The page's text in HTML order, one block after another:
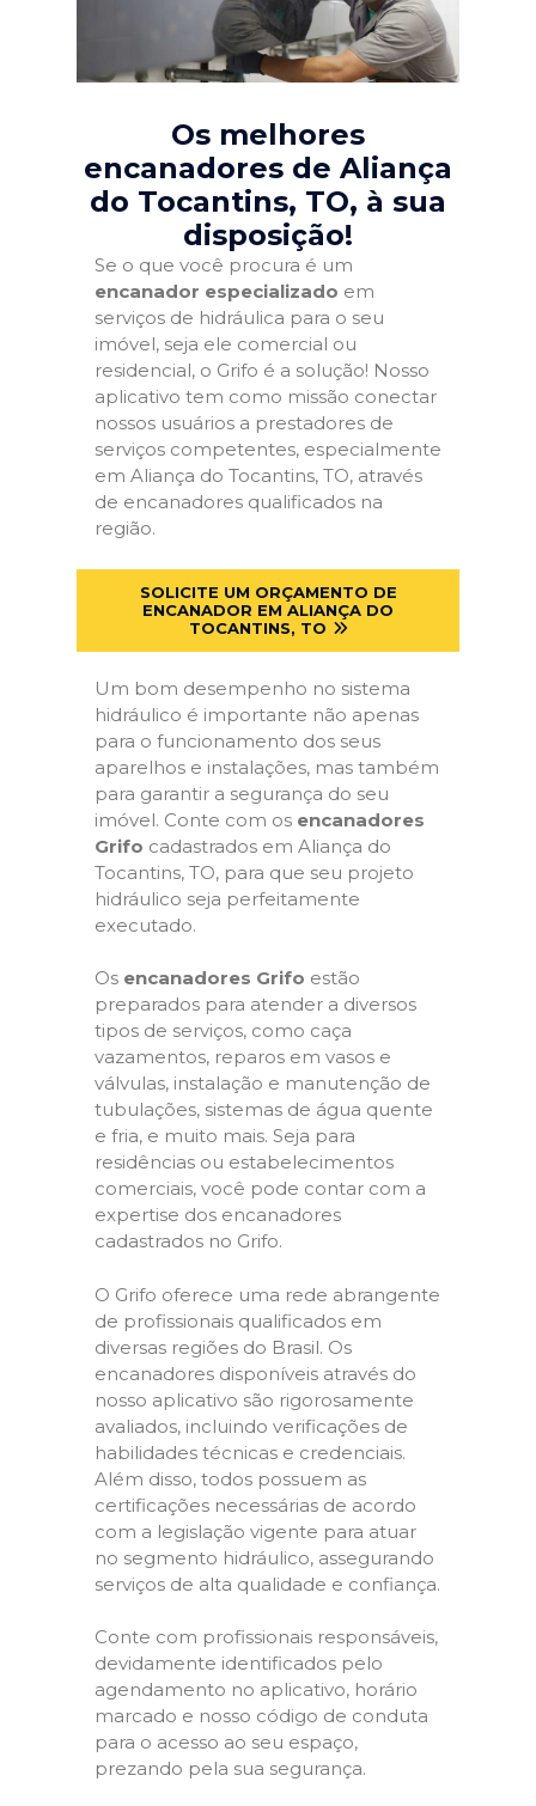
Os melhores
encanadores de Aliança
do Tocantins, TO, à sua
disposição!
Se o que você procura é um
encanador especializado em
serviços de hidráulica para o seu
imóvel, seja ele comercial ou
residencial, o Grifo é a solução! Nosso
aplicativo tem como missão conectar
nossos usuários a prestadores de
serviços competentes, especialmente
em Aliança do Tocantins, TO, através
de encanadores qualificados na
região.
SOLICITE UM ORÇAMENTO DE
ENCANADOR EM ALIANÇA DO
TOCANTINS, TO
Um bom desempenho no sistema
hidráulico é importante não apenas
para o funcionamento dos seus
aparelhos e instalações, mas também
para garantir a segurança do seu
imóvel. Conte com os encanadores
Grifo cadastrados em Aliança do
Tocantins, TO, para que seu projeto
hidráulico seja perfeitamente
executado.
Os encanadores Grifo estão
preparados para atender a diversos
tipos de serviços, como caça
vazamentos, reparos em vasos e
válvulas, instalação e manutenção de
tubulações, sistemas de água quente
e fria, e muito mais. Seja para
residências ou estabelecimentos
comerciais, você pode contar com a
expertise dos encanadores
cadastrados no Grifo.
O Grifo oferece uma rede abrangente
de profissionais qualificados em
diversas regiões do Brasil. Os
encanadores disponíveis através do
nosso aplicativo são rigorosamente
avaliados, incluindo verificações de
habilidades técnicas e credenciais.
Além disso, todos possuem as
certificações necessárias de acordo
com a legislação vigente para atuar
no segmento hidráulico, assegurando
serviços de alta qualidade e confiança.
Conte com profissionais responsáveis,
devidamente identificados pelo
agendamento no aplicativo, horário
marcado e nosso código de conduta
para o acesso ao seu espaço,
prezando pela sua segurança.